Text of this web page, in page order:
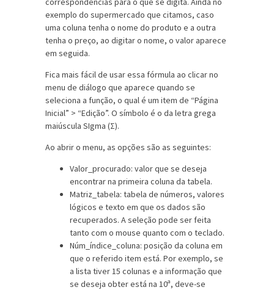
exemplo do supermercado que citamos, caso
uma coluna tenha o nome do produto e a outra
tenha o preço, ao digitar o nome, o valor aparece
em seguida.
Fica mais fácil de usar essa fórmula ao clicar no
menu de diálogo que aparece quando se
seleciona a função, o qual é um item de “Página
Inicial” > “Edição”. O símbolo é o da letra grega
maiúscula SIgma (Σ).
Ao abrir o menu, as opções são as seguintes:
Valor_procurado: valor que se deseja
encontrar na primeira coluna da tabela.
Matriz_tabela: tabela de números, valores
lógicos e texto em que os dados são
recuperados. A seleção pode ser feita
tanto com o mouse quanto com o teclado.
Núm_índice_coluna: posição da coluna em
que o referido item está. Por exemplo, se
a lista tiver 15 colunas e a informação que
se deseja obter está na 10ª, deve-se